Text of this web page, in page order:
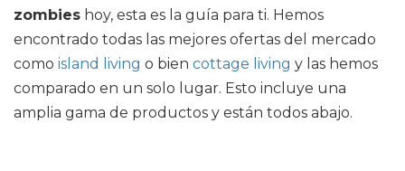
zombies hoy, esta es la guía para ti. Hemos
encontrado todas las mejores ofertas del mercado
como island living o bien cottage living y las hemos
comparado en un solo lugar. Esto incluye una
amplia gama de productos y están todos abajo.